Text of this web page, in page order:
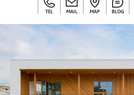
TEL MAIL MAP BLOG